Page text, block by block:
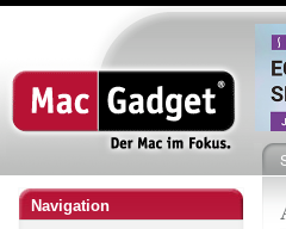
Navigation